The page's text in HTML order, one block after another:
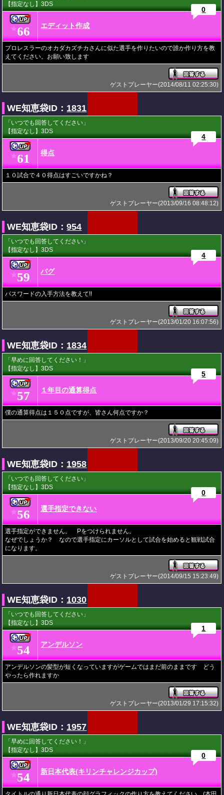
【指定なし】3DS
★66 エディット作成
0
プロレスラーのオカダカズチカさんに似た選手を作りたいので誰か作り方を教
えてください。お願い致します
ゲストプレーヤー(2014/08/11 02:25:30)
WE知恵袋ID： 1831
「いつでも回答してください」
【指定なし】3DS
★61 得点
4
１０試合で４０得点はすごいですかね？
ゲストプレーヤー(2013/09/16 08:48:12)
WE知恵袋ID：954
「いつでも回答してください」
【指定なし】3DS
★59 バグ
4
パスワードの入手方法を教えて!!
ゲストプレーヤー(2013/01/20 16:07:56)
WE知恵袋ID： 1834
「早めに回答してください！」
【指定なし】3DS
★57 １年目の通算得点
5
僕の通算得点は１５０点ですが、皆さん何点ですか？
ゲストプレーヤー(2013/09/20 20:45:09)
WE知恵袋ID： 1958
「いつでも回答してください」
【指定なし】3DS
★56 選手指定できない
0
選手指定ができません。 Pをつけられません。
なぜでしょうか？ なので選手指定にカーソルとして試合を始めると観戦試合
になります。
ゲストプレーヤー(2014/09/15 15:23:49)
WE知恵袋ID： 1030
「いつでも回答してください」
【指定なし】3DS
★54 アンデルソン
1
アンデルソンの髪型が短くなっていますがゲームではまだ前のままです どう
やったら作れますか
ゲストプレーヤー(2013/01/29 17:15:32)
WE知恵袋ID： 1957
「早めに回答してください！」
【指定なし】3DS
★54 新日本代表(キリンチャレンジカップ)
0